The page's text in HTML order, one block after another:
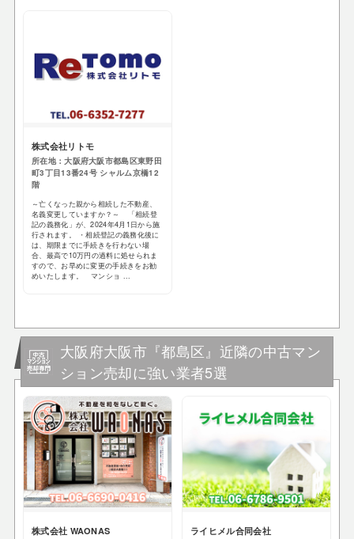
株式会社リトモ
所在地：大阪府大阪市都島区東野田
町3丁目13番24号 シャルム京橋12
階
～亡くなった親から相続した不動産、
名義変更していますか？～ 「相続登
記の義務化」が、2024年4月1日から施
行されます。 ・相続登記の義務化後に
は、期限までに手続きを行わない場
合、最高で10万円の過料に処せられま
すので、お早めに変更の手続きをお勧
めいたします。 マンショ ...
大阪府大阪市『都島区』近隣の中古マン
ション売却に強い業者5選
株式会社 WAONAS ライヒメル合同会社